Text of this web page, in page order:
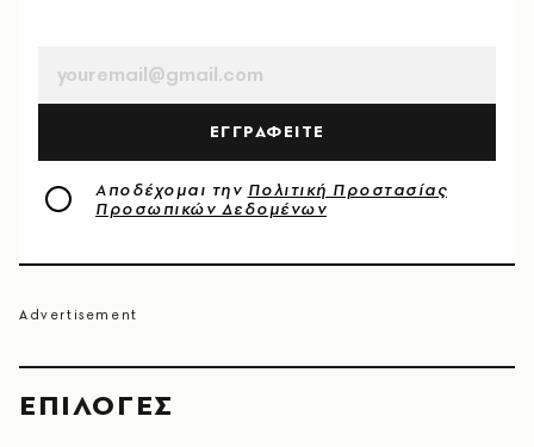
EΠΙΛΟΓΈΣ
ΕΓΓΡΑΦΕΙΤΕ
Αποδέχομαι την Πολιτική Προστασίας
Προσωπικών Δεδομένων